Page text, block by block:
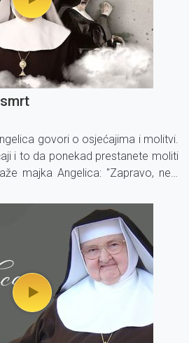
govori o osjećajima i molitvi.
i to da ponekad prestanete moliti
majka Angelica: "Zapravo, neki